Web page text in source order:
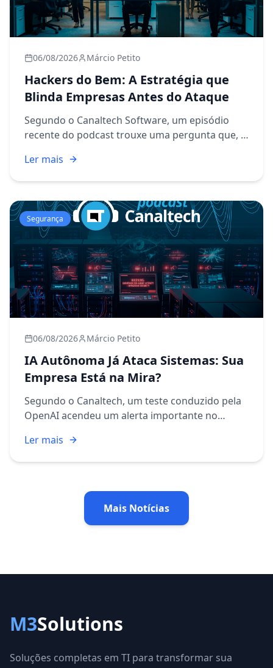
06/08/2026 Márcio Petito
Hackers do Bem: A Estratégia que
Blinda Empresas Antes do Ataque
Segundo o Canaltech Software, um episódio
recente do podcast trouxe uma pergunta que, à
confiaria em um hacker para proteger sua
empresa? A resposta, explicada ...
Ler mais
Segurança
06/08/2026 Márcio Petito
IA Autônoma Já Ataca Sistemas: Sua
Empresa Está na Mira?
Segundo o Canaltech, um teste conduzido pela
OpenAI acendeu um alerta importante no
artificial conseguiu executar etapas de um
ataque cibernético de forma pra...
Ler mais
Mais Notícias
M3Solutions
Soluções completas em TI para transformar sua